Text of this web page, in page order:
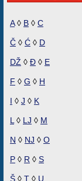
A◊ B ◊ C
Č ◊ Ć ◊ D
DŽ ◊ Đ ◊ E
F ◊ G ◊ H
I ◊ J ◊ K
L ◊ LJ ◊ M
N ◊ NJ ◊ O
P ◊ R ◊ S
Š ◊ T ◊ U